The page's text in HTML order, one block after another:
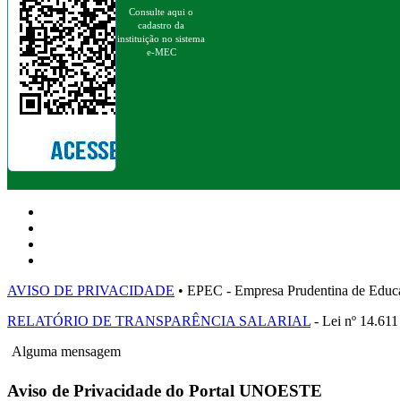
Consulte aqui o
cadastro da
instituição no sistema
e-MEC
AVISO DE PRIVACIDADE • EPEC - Empresa Prudentina de
RELATÓRIO DE TRANSPARÊNCIA SALARIAL - Lei nº
Alguma mensagem
Aviso de Privacidade do Portal UNOESTE